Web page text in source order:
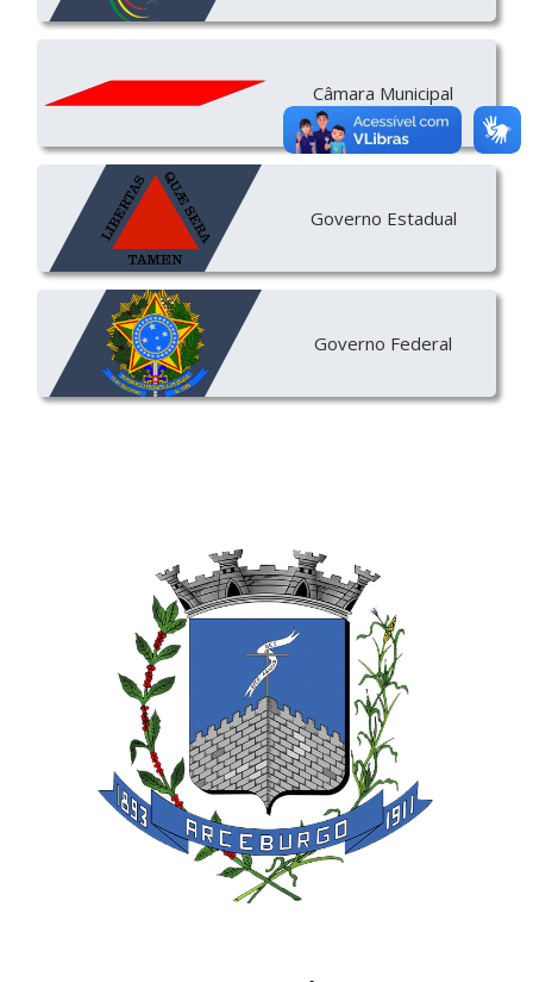
Câmara Municipal
Governo Estadual
Governo Federal